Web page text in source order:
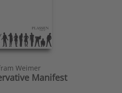
Weimer
Manifest